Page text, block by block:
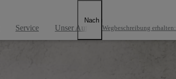
Service Unser Autohaus
Nach rechts scrollen
Wegbeschreibung erhalten: